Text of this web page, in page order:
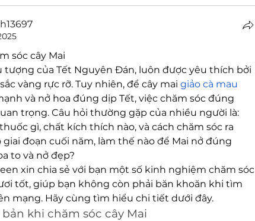
sóc cây Mai
tượng của Tết Nguyên Đán, luôn được yêu thích bởi
vàng rực rỡ. Tuy nhiên, để cây mai giảo cà mau
và nở hoa đúng dịp Tết, việc chăm sóc đúng
trọng. Câu hỏi thường gặp của nhiều người là:
gì, chất kích thích nào, và cách chăm sóc ra
giai đoạn cuối năm, làm thế nào để Mai nở đúng
to và nở đẹp?
xin chia sẻ với bạn một số kinh nghiệm chăm sóc
tốt, giúp bạn không còn phải băn khoăn khi tìm
mạng. Hãy cùng tìm hiểu chi tiết dưới đây.
khi chăm sóc cây Mai